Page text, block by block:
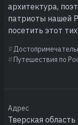
архитектура,
патриоты нашей
посетить этот
Путешествия по
Адрес
Тверская область